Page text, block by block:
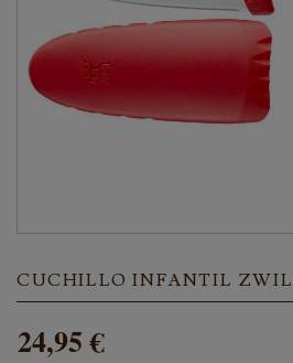
CUCHILLO INFANTIL
24,95 €